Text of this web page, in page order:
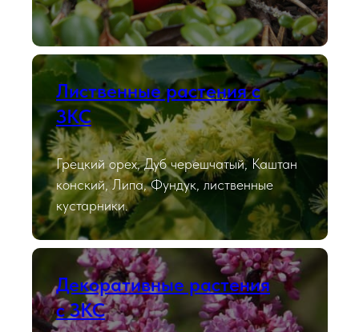
Лиственные растения с
ЗКС
Грецкий орех, Дуб черешчатый, Каштан
конский, Липа, Фундук, лиственные
кустарники.
Декоративные растения
с ЗКС